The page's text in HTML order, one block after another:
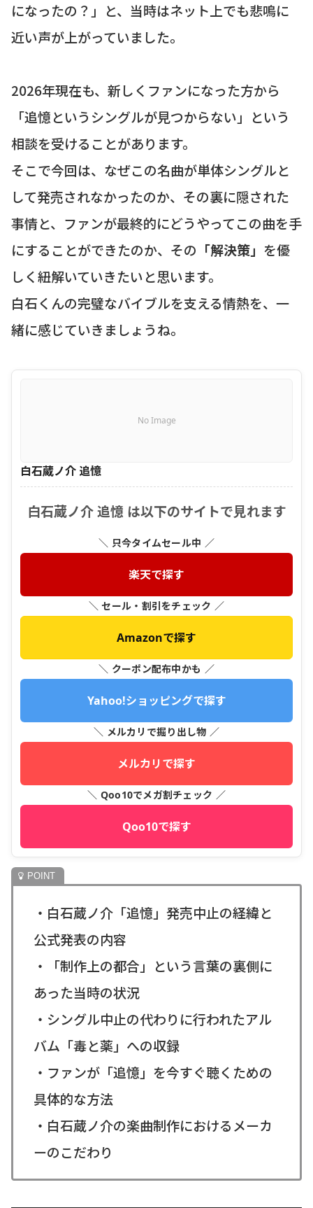
になったの？」と、当時はネット上でも悲鳴に
近い声が上がっていました。
2026年現在も、新しくファンになった方から
「追憶というシングルが見つからない」という
相談を受けることがあります。
そこで今回は、なぜこの名曲が単体シングルと
して発売されなかったのか、その裏に隠された
事情と、ファンが最終的にどうやってこの曲を手
にすることができたのか、その 「解決策」 を優
しく紐解いていきたいと思います。
白石くんの完璧なバイブルを支える情熱を、一
緒に感じていきましょうね。
No Image
白石蔵ノ介 追憶
白石蔵ノ介 追憶 は以下のサイトで見れます
＼ 只今タイムセール中 ／
楽天で探す
＼ セール・割引をチェック ／
Amazonで探す
＼ クーポン配布中かも ／
Yahoo!ショッピングで探す
＼ メルカリで掘り出し物 ／
メルカリで探す
＼ Qoo10でメガ割チェック ／
Qoo10で探す
・白石蔵ノ介「追憶」発売中止の経緯と
公式発表の内容
・「制作上の都合」という言葉の裏側に
あった当時の状況
・シングル中止の代わりに行われたアル
バム「毒と薬」への収録
・ファンが「追憶」を今すぐ聴くための
具体的な方法
・白石蔵ノ介の楽曲制作におけるメーカ
ーのこだわり